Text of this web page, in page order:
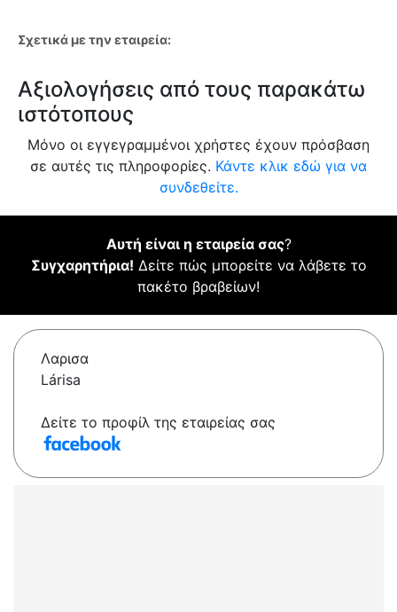
Σχετικά με την εταιρεία:
Αξιολογήσεις από τους παρακάτω
ιστότοπους
Μόνο οι εγγεγραμμένοι χρήστες έχουν πρόσβαση
σε αυτές τις πληροφορίες. Κάντε κλικ εδώ για να
συνδεθείτε.
Αυτή είναι η εταιρεία σας?
Συγχαρητήρια! Δείτε πώς μπορείτε να λάβετε το
πακέτο βραβείων!
Λαρισα
Lárisa
Δείτε το προφίλ της εταιρείας σας